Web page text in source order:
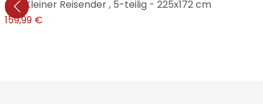
- Kleiner Reisender , 5-teilig - 225x172 cm
159,99 €